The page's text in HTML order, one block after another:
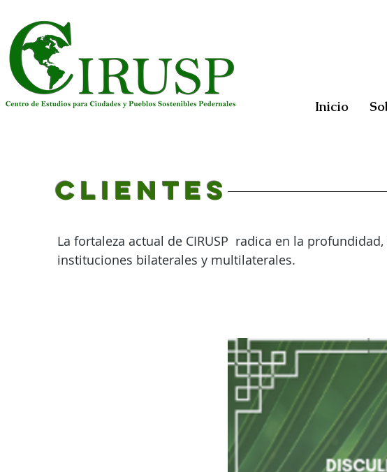
Inicio
CLIENTES
La fortaleza actual de CIRUSP radica en la
instituciones bilaterales y multilaterales.